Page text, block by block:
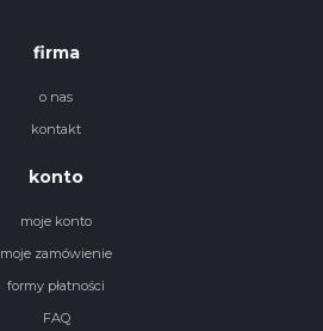
firma
o nas
kontakt
konto
moje konto
moje zamówienie
formy płatności
FAQ